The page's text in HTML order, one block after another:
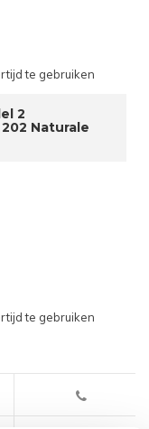
te gebruiken
2
Naturale
te gebruiken